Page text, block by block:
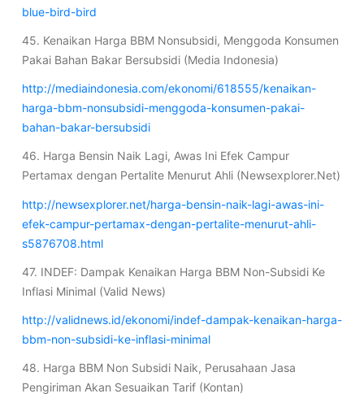
blue-bird-bird
45. Kenaikan Harga BBM Nonsubsidi, Menggoda Konsumen
Pakai Bahan Bakar Bersubsidi (Media Indonesia)
http://mediaindonesia.com/ekonomi/618555/kenaikan-
harga-bbm-nonsubsidi-menggoda-konsumen-pakai-
bahan-bakar-bersubsidi
46. Harga Bensin Naik Lagi, Awas Ini Efek Campur
Pertamax dengan Pertalite Menurut Ahli (Newsexplorer.Net)
http://newsexplorer.net/harga-bensin-naik-lagi-awas-ini-
efek-campur-pertamax-dengan-pertalite-menurut-ahli-
s5876708.html
47. INDEF: Dampak Kenaikan Harga BBM Non-Subsidi Ke
Inflasi Minimal (Valid News)
http://validnews.id/ekonomi/indef-dampak-kenaikan-harga-
bbm-non-subsidi-ke-inflasi-minimal
48. Harga BBM Non Subsidi Naik, Perusahaan Jasa
Pengiriman Akan Sesuaikan Tarif (Kontan)